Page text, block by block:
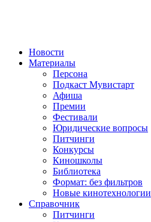
Новости
Материалы
Персона
Подкаст Мувистарт
Афиша
Премии
Фестивали
Юридические вопросы
Питчинги
Конкурсы
Киношколы
Библиотека
Формат: без фильтров
Новые кинотехнологии
Справочник
Питчинги